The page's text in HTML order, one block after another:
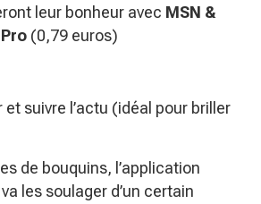
leur bonheur avec MSN &
(0,79 euros)
et suivre l’actu (idéal pour briller
de bouquins, l’application
les soulager d’un certain